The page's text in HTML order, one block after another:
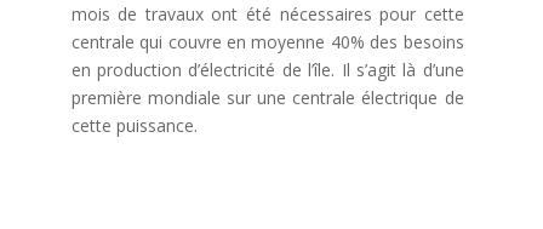
mois de travaux ont été nécessaires pour cette
centrale qui couvre en moyenne 40% des besoins
en production d’électricité de l’île. Il s’agit là d’une
première mondiale sur une centrale électrique de
cette puissance.